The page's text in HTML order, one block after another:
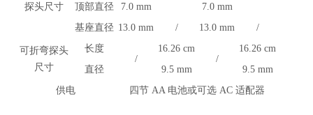
探头尺寸
顶部直径
7.0 mm
/
7.0 mm
/
基座直径 13.0 mm 13.0 mm
可折弯探头
尺寸
长度
/
16.26 cm
/
16.26 cm
直径
9.5 mm
9.5 mm
供电
四节 AA 电池或可选 AC 适配器